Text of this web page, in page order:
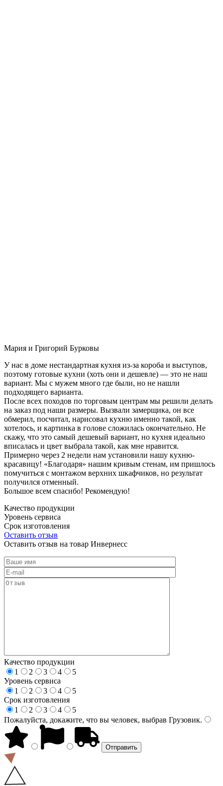
Мария и Григорий Бурковы
У нас в доме нестандартная кухня из-за короба и выступов,
поэтому готовые кухни (хоть они и дешевле) — это не наш
вариант. Мы с мужем много где были, но не нашли
подходящего варианта.
После всех походов по торговым центрам мы решили делать
на заказ под наши размеры. Вызвали замерщика, он все
обмерил, посчитал, нарисовал кухню именно такой, как
хотелось, и картинка в голове сложилась окончательно. Не
скажу, что это самый дешевый вариант, но кухня идеально
вписалась и цвет выбрала такой, как мне нравится.
Примерно через 2 недели нам установили нашу кухню-
красавицу! «Благодаря» нашим кривым стенам, им пришлось
помучиться с монтажом верхних шкафчиков, но результат
получился отменный.
Большое всем спасибо! Рекомендую!
Качество продукции
Уровень сервиса
Срок изготовления
Оставить отзыв
Оставить отзыв на товар Инвернесс
Качество продукции
1
2 3 4
5
Уровень сервиса
1
2 3 4
5
Срок изготовления
1
2 3 4
5
Пожалуйста, докажите, что вы человек, выбрав Грузовик.